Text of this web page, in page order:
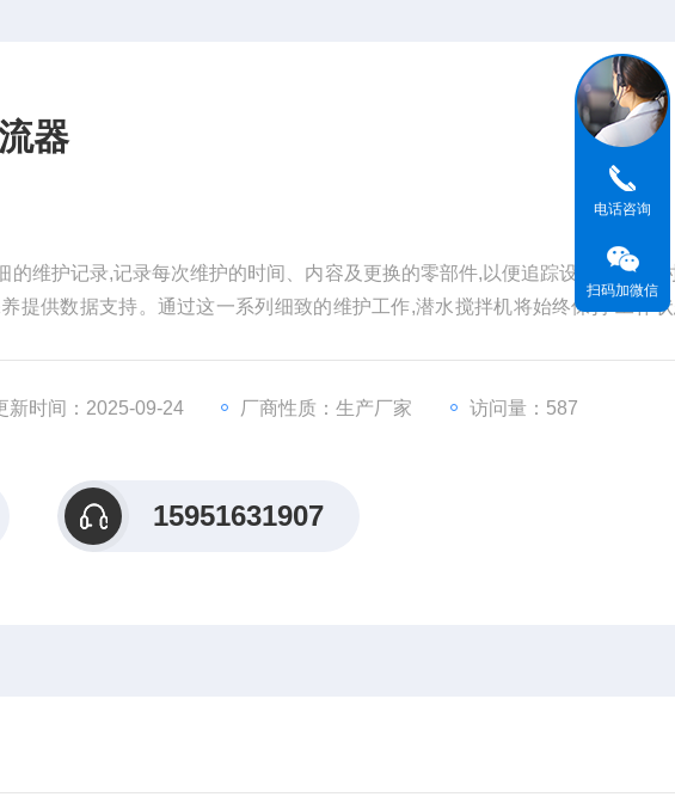
器
的维护记录,记录每次维护的时间、内容及更换的零部件,以便追踪设备状态,及
提供数据支持。通过这一系列细致的维护工作,潜水搅拌机将始终保持 工作
新时间：2025-09-24 厂商性质：生产厂家 访问量：587
15951631907
电话咨询
扫码加微信